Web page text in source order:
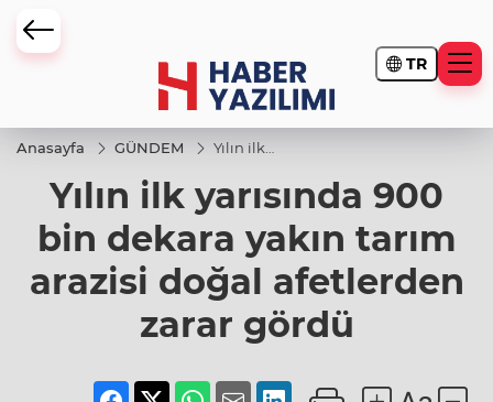
TR
Anasayfa GÜNDEM
Yılın ilk
dekara
tarım
arazisi
doğal
afetlerden
zarar
gördü
Yılın ilk yarısında 900
bin dekara yakın tarım
arazisi doğal afetlerden
zarar gördü